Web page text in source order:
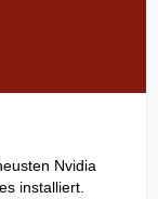
Nvidia
installiert.